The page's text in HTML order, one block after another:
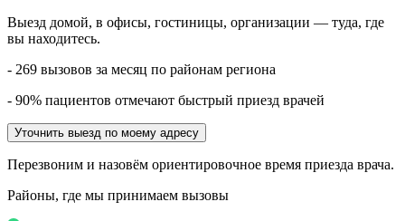
Выезд домой, в офисы, гостиницы, организации — туда, где
вы находитесь.
- 269 вызовов за месяц по районам региона
- 90% пациентов отмечают быстрый приезд врачей
Уточнить выезд по моему адресу
Перезвоним и назовём ориентировочное время приезда врача.
Районы, где мы принимаем вызовы